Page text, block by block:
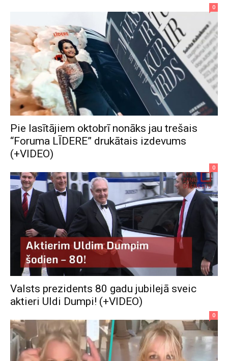
0
Pie lasītājiem oktobrī nonāks jau trešais
“Foruma LĪDERE” drukātais izdevums
(+VIDEO)
0
Valsts prezidents 80 gadu jubilejā sveic
aktieri Uldi Dumpi! (+VIDEO)
0